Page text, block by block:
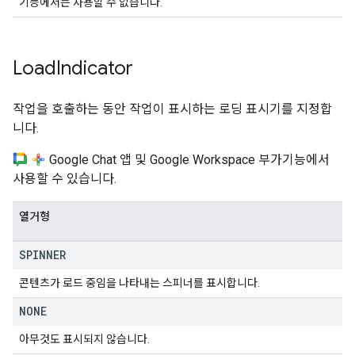
LoadIndicator
작업을 호출하는 동안 작업이 표시하는 로딩 표시기를 지정합
니다.
Google Chat 앱 및 Google Workspace 부가기능에서
사용할 수 있습니다.
열거형
SPINNER
콘텐츠가 로드 중임을 나타내는 스피너를 표시합니다.
NONE
아무것도 표시되지 않습니다.